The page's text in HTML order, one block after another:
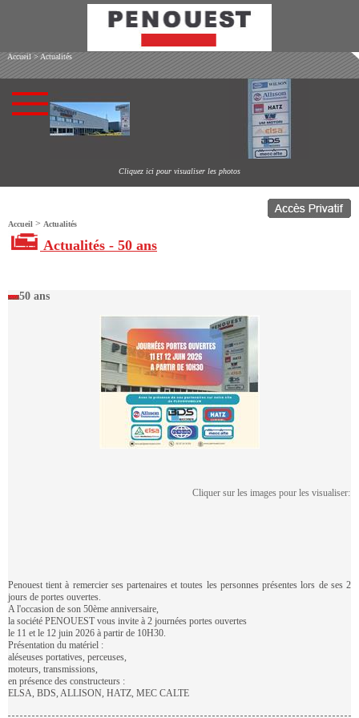
Accueil>Actualités
Cliquez ici pour visualiser les photos
Accueil > Actualités
Actualités - 50 ans
50 ans
Cliquer sur les images pour les visualiser:
Penouest tient à remercier ses partenaires et toutes les personnes présentes lors de ses 2
jours de portes ouvertes.
A l'occasion de son 50ème anniversaire,
la société PENOUEST vous invite à 2 journées portes ouvertes
le 11 et le 12 juin 2026 à partir de 10H30.
Présentation du matériel :
aléseuses portatives, perceuses,
moteurs, transmissions,
en présence des constructeurs :
ELSA, BDS, ALLISON, HATZ, MEC CALTE